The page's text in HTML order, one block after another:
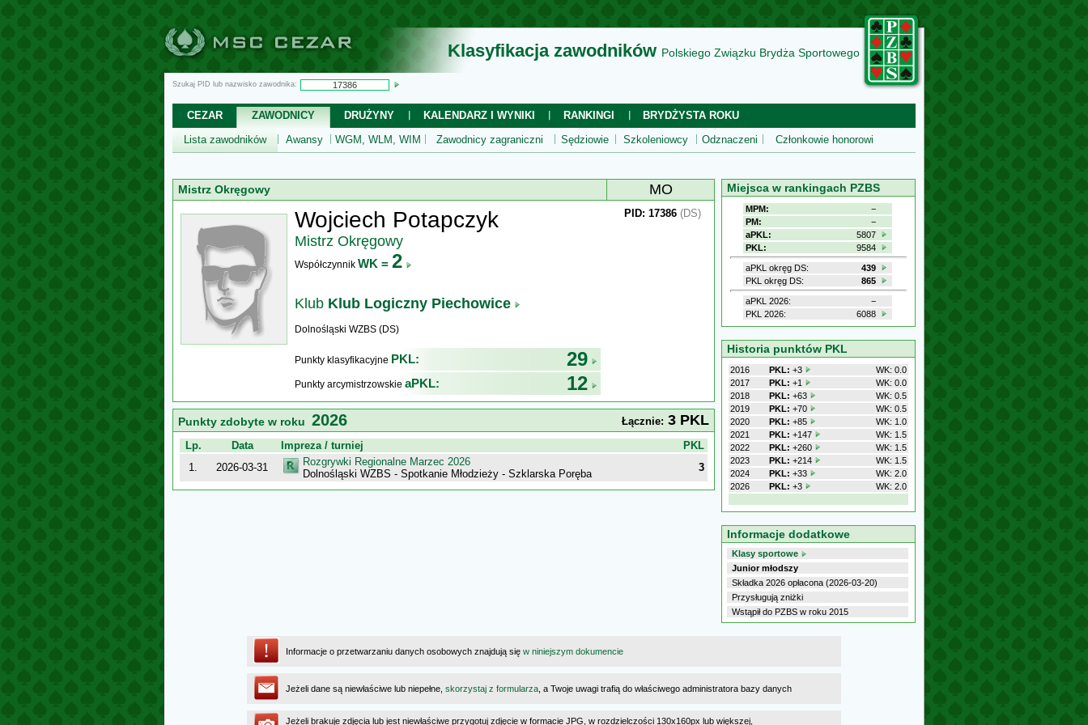
Klasyfikacja zawodników Polskiego Związku Brydża Sportowego
Szukaj PID lub nazwisko zawodnika:
CEZAR ZAWODNICY DRUŻYNY KALENDARZ I WYNIKI RANKINGI
BRYDŻYSTA ROKU
Lista zawodników
Awansy WGM, WLM, WIM Zawodnicy zagraniczni Sędziowie Szkoleniowcy Odznaczeni Członkowie honorowi
Mistrz Okręgowy MO
Wojciech Potapczyk
Mistrz Okręgowy
Współczynnik WK = 2
Klub Klub Logiczny Piechowice
Dolnośląski WZBS (DS)
Punkty klasyfikacyjne PKL: 29
Punkty arcymistrzowskie aPKL: 12
PID: 17386 (DS)
Punkty zdobyte w roku 2026 Łącznie: 3 PKL
Lp. Data Impreza / turniej
PKL
1.
2026-03-31
Rozgrywki Regionalne Marzec 2026
Dolnośląski WZBS - Spotkanie Młodzieży - Szklarska Poręba
3
Miejsca w rankingach PZBS
MPM:
−
PM:
−
aPKL:
5807
PKL:
9584
aPKL okręg DS:
439
PKL okręg DS:
865
aPKL 2026:
−
PKL 2026:
6088
Historia punktów PKL
2016 PKL: +3
WK: 0.0
2017
PKL: +1
WK: 0.0
2018
PKL: +63
WK: 0.5
2019
PKL: +70
WK: 0.5
2020
PKL: +85
WK: 1.0
2021
PKL: +147
WK: 1.5
2022
PKL: +260
WK: 1.5
2023
PKL: +214
WK: 1.5
2024
PKL: +33
WK: 2.0
2026
PKL: +3 WK: 2.0
Informacje dodatkowe
Klasy sportowe
Junior młodszy
Składka 2026 opłacona (2026-03-20)
Przysługują zniżki
Wstąpił do PZBS w roku 2015
Informacje o przetwarzaniu danych osobowych znajdują się w niniejszym dokumencie
Jeżeli dane są niewłaściwe lub niepełne, skorzystaj z formularza , a Twoje uwagi trafią do właściwego administratora bazy danych
Jeżeli brakuje zdjęcia lub jest niewłaściwe przygotuj zdjęcie w formacie JPG, w rozdzielczości 130x160px lub większej,